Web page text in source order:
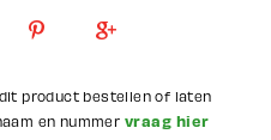
product bestellen of laten
en nummer vraag hier